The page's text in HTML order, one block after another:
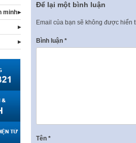
Để lại một bình luận
Email của bạn sẽ không được hiển
Bình luận *
Tên *
minh